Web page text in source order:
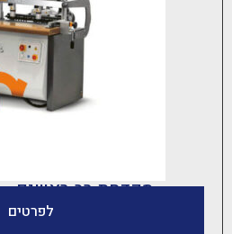
רב ראשים – 23 מקדחים